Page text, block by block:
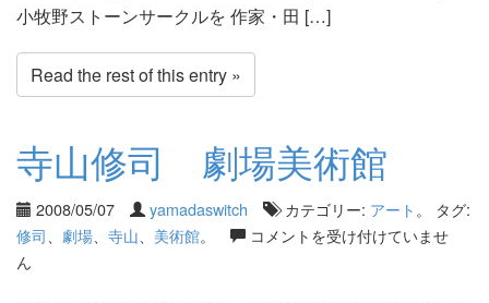
小牧野ストーンサークルを 作家・田 […]
Read the rest of this entry »
寺山修司 劇場美術館
2008/05/07 yamadaswitch カテゴリー: アート 。 タグ:
修司
劇場 寺山 美術館。
コメントを受け付けていませ
ん